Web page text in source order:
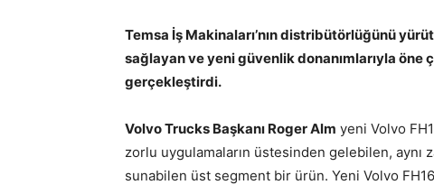
Temsa İş Makinaları’nın distribütörlüğünü
sağlayan ve yeni güvenlik donanımlarıyla öne
gerçekleştirdi.
Volvo Trucks Başkanı Roger Alm yeni Volvo
zorlu uygulamaların üstesinden gelebilen,
sunabilen üst segment bir ürün. Yeni Volvo